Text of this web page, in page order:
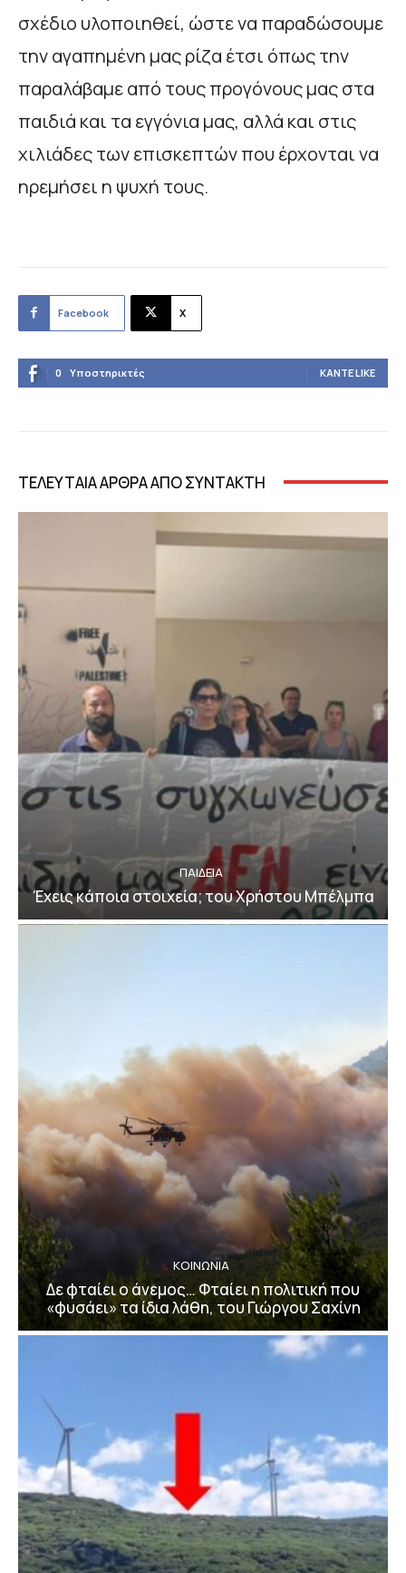
σχέδιο υλοποιηθεί, ώστε να παραδώσουμε
την αγαπημένη μας ρίζα έτσι όπως την
παραλάβαμε από τους προγόνους μας στα
παιδιά και τα εγγόνια μας, αλλά και στις
χιλιάδες των επισκεπτών που έρχονται να
ηρεμήσει η ψυχή τους.
Facebook X
0 Υποστηρικτές ΚΆΝΤΕ LIKE
ΤΕΛΕΥΤΑΙΑ ΑΡΘΡΑ ΑΠΟ ΣΥΝΤΑΚΤΗ
ΠΑΙΔΕΙΑ
Έχεις κάποια στοιχεία; του Χρήστου Μπέλμπα
ΚΟΙΝΩΝΙΑ
Δε φταίει ο άνεμος… Φταίει η πολιτική που
«φυσάει» τα ίδια λάθη, του Γιώργου Σαχίνη